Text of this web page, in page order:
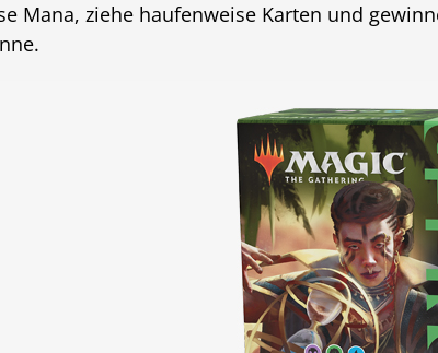
Mana, ziehe haufenweise Karten und